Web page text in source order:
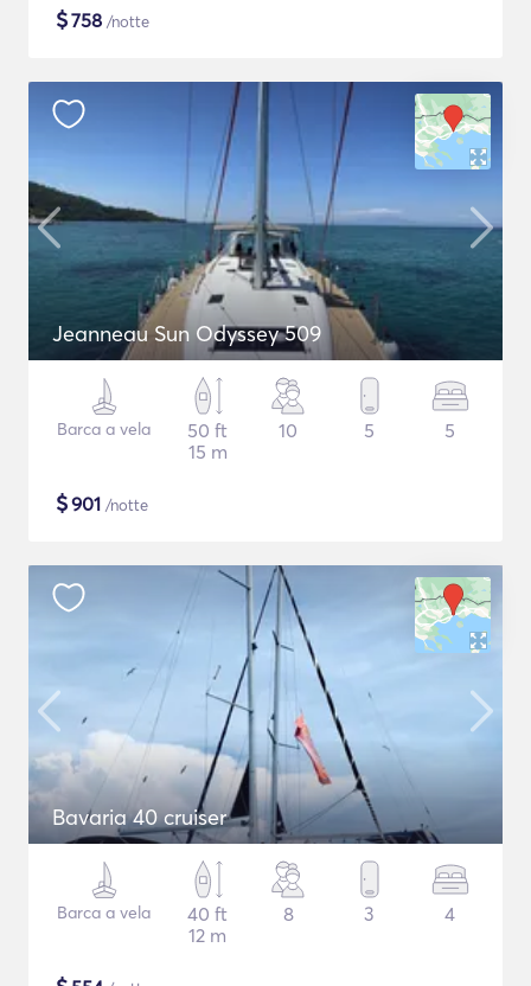
$758 /notte
Jeanneau Sun Odyssey 509
Barca a vela
50 ft
15 m
10 5 5
$901 /notte
Bavaria 40 cruiser
Barca a vela
40 ft
12 m
8 3 4